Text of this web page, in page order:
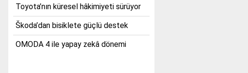
Toyota’nın küresel hâkimiyeti sürüyor
Škoda’dan bisiklete güçlü destek
OMODA 4 ile yapay zekâ dönemi